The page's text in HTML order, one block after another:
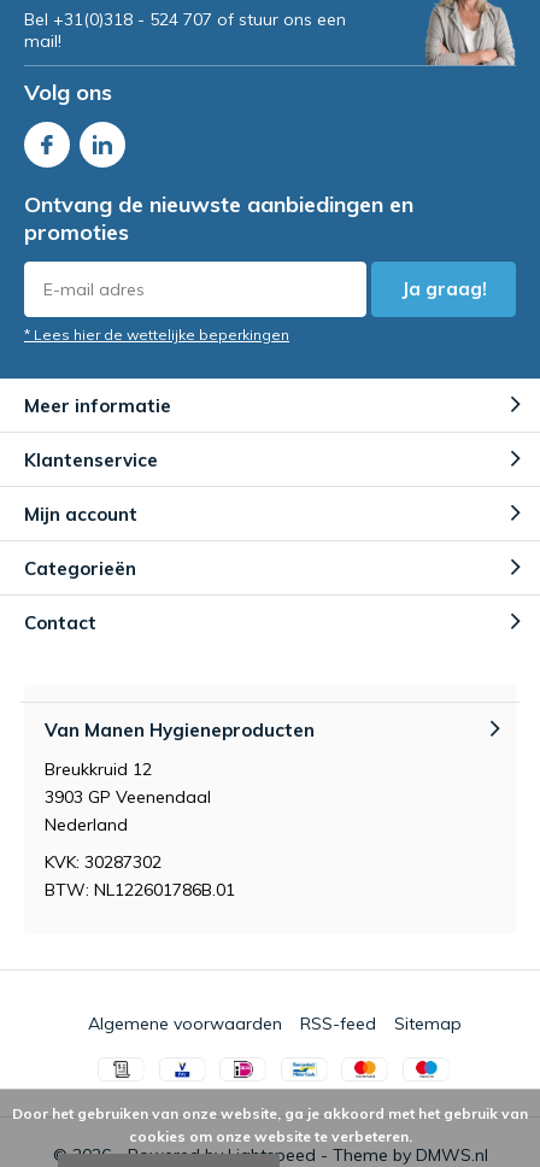
Bel +31(0)318 - 524 707 of stuur ons een
mail!
Volg ons
Ontvang de nieuwste aanbiedingen en
promoties
Ja graag!
* Lees hier de wettelijke beperkingen
Meer informatie
Klantenservice
Mijn account
Categorieën
Contact
Van Manen Hygieneproducten
Breukkruid 12
3903 GP Veenendaal
Nederland
KVK: 30287302
BTW: NL122601786B.01
© 2026 - Powered byLightspeed - Theme by DMWS.nl
Algemene voorwaarden RSS-feed Sitemap
Door het gebruiken van onze website, ga je akkoord met het gebruik van
cookies om onze website te verbeteren.